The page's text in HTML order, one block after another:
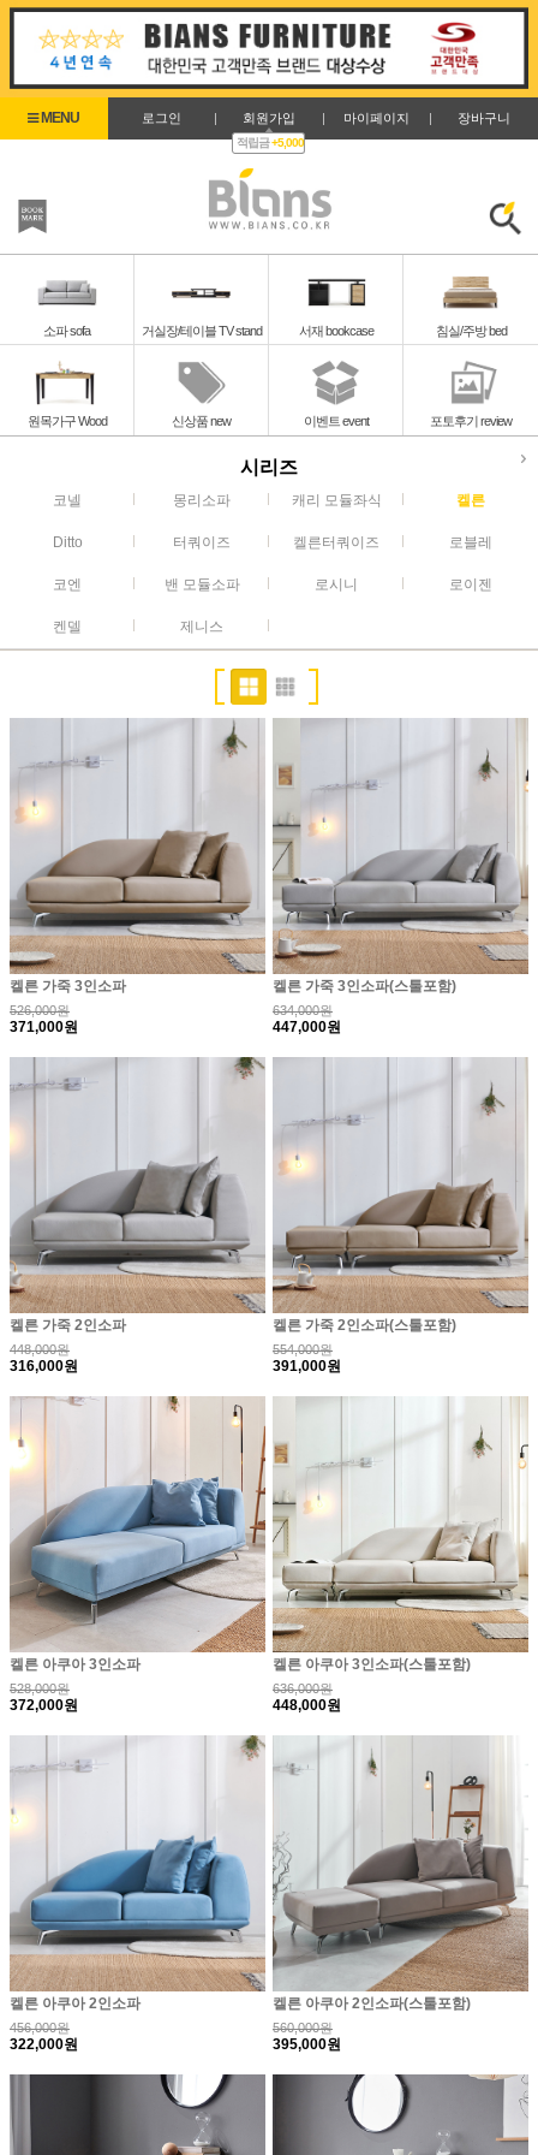
로그인 | 회원가입 |
적립금+5,000
마이페이지 | 장바구니
소파 sofa 거실장/테이블 TV stand 서재 bookcase 침실/주방 bed
원목가구 Wood 신상품 new 이벤트 event 포토후기 review
시리즈
켈른
코넬 몽리소파 캐리 모듈좌식 켈른
Ditto 터쿼이즈 켈른터쿼이즈 로블레
코엔 밴 모듈소파 로시니 로이젠
켄델 제니스
켈른 가죽 3인소파
526,000원
371,000원
켈른 가죽 3인소파(스툴포함)
634,000원
447,000원
켈른 가죽 2인소파
448,000원
316,000원
켈른 가죽 2인소파(스툴포함)
554,000원
391,000원
켈른 아쿠아 3인소파
528,000원
372,000원
켈른 아쿠아 3인소파(스툴포함)
636,000원
448,000원
켈른 아쿠아 2인소파
456,000원
322,000원
켈른 아쿠아 2인소파(스툴포함)
560,000원
395,000원